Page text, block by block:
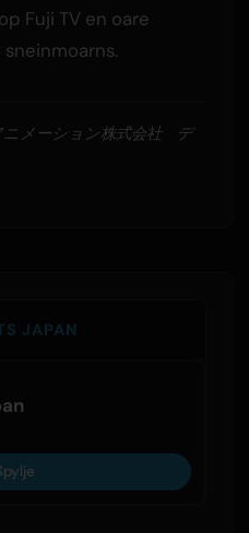
Fuji TV en oare
メーション株式会社 デ
JAPAN